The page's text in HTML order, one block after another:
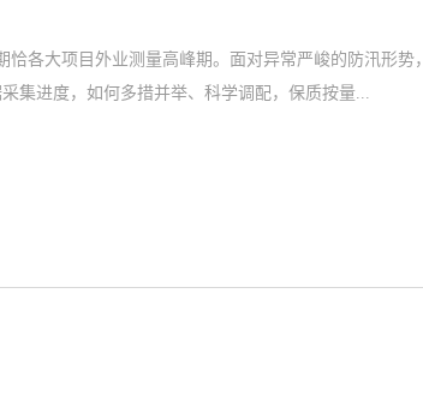
各大项目外业测量高峰期。面对异常严峻的防汛形势
集进度，如何多措并举、科学调配，保质按量...